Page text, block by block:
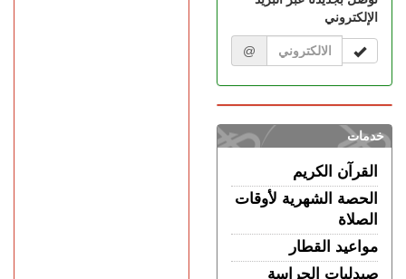
السبت 08 غشت | 12:40
طنجة.. حادث مروع بطريق
أحرارين ينهي حياة سائق سيارة
أجرة ويصيب آخرين بجروح
الإلكتروني
@
خدمات
القرآن الكريم
الحصة الشهرية لأوقات
الصلاة
مواعيد القطار
صيدليات الحراسة